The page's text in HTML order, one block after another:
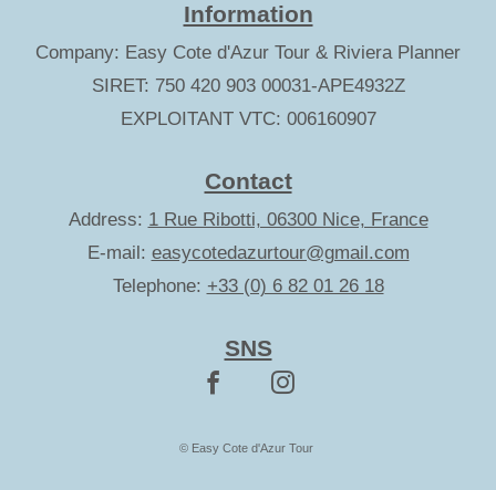
Information
Company: Easy Cote d'Azur Tour & Riviera Planner
SIRET: 750 420 903 00031-APE4932Z
EXPLOITANT VTC: 006160907
Contact
Address: 1 Rue Ribotti, 06300 Nice, France
E-mail: easycotedazurtour@gmail.com
Telephone: +33 (0) 6 82 01 26 18
SNS
© Easy Cote d'Azur Tour